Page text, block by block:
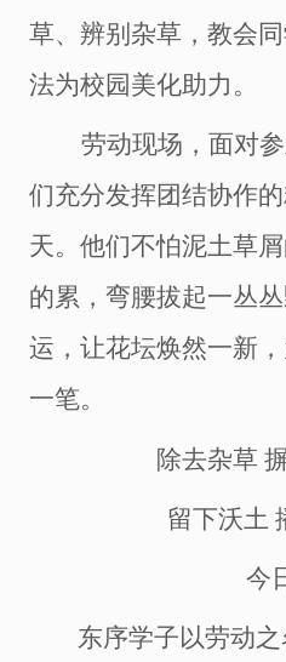
草、辨别杂草，教会
法为校园美化助力。
劳动现场，面对
们充分发挥团结协作
天。他们不怕泥土草
的累，弯腰拔起一丛
运，让花坛焕然一新
一笔。
除去杂草
留下沃土
今
东序学子以劳动之